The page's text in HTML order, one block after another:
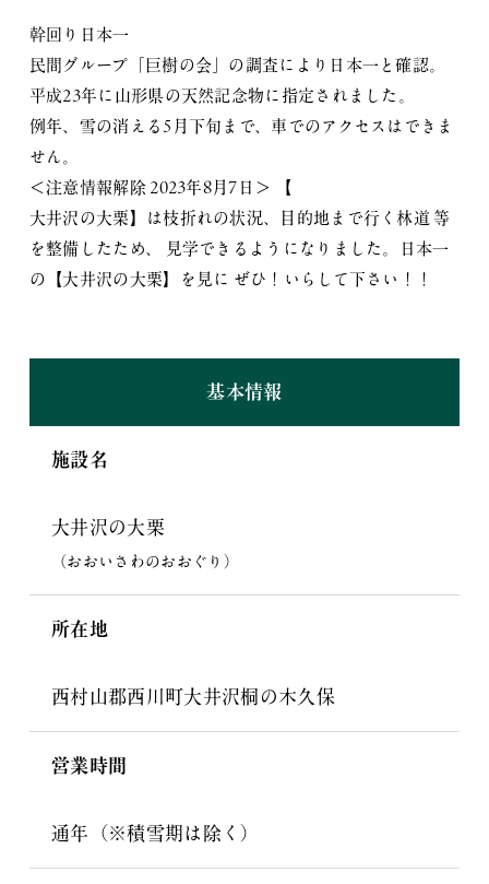
幹回り日本一
民間グループ「巨樹の会」の調査により日本一と確認。
平成23年に山形県の天然記念物に指定されました。
例年、雪の消える5月下旬まで、車でのアクセスはできま
せん。
＜注意情報解除 2023年8月7日＞ 【
大井沢の大栗】は枝折れの状況、目的地まで行く林道 等
を整備したため、 見学できるようになりました。日本一
の【大井沢の大栗】を見に ぜひ！いらして下さい！！
基本情報
施設名
大井沢の大栗
（おおいさわのおおぐり）
所在地
西村山郡西川町大井沢桐の木久保
営業時間
通年（※積雪期は除く）